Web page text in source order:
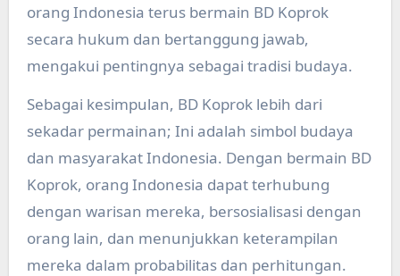
orang Indonesia terus bermain BD Koprok
secara hukum dan bertanggung jawab,
mengakui pentingnya sebagai tradisi budaya.
Sebagai kesimpulan, BD Koprok lebih dari
sekadar permainan; Ini adalah simbol budaya
dan masyarakat Indonesia. Dengan bermain BD
Koprok, orang Indonesia dapat terhubung
dengan warisan mereka, bersosialisasi dengan
orang lain, dan menunjukkan keterampilan
mereka dalam probabilitas dan perhitungan.